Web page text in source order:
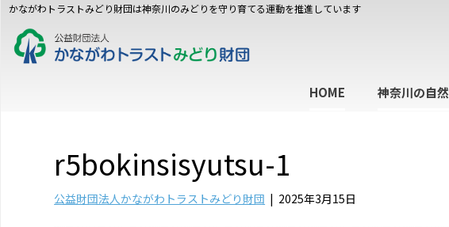
かながわトラストみどり財団は神奈川のみどりを守り育てる運動を推進しています
HOME 神奈川の自然
r5bokinsisyutsu-1
公益財団法人かながわトラストみどり財団 | 2025年3月15日